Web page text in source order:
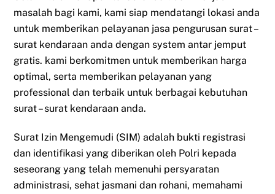
masalah bagi kami, kami siap mendatangi lokasi anda
untuk memberikan pelayanan jasa pengurusan surat –
surat kendaraan anda dengan system antar jemput
gratis. kami berkomitmen untuk memberikan harga
optimal, serta memberikan pelayanan yang
professional dan terbaik untuk berbagai kebutuhan
surat – surat kendaraan anda.
Surat Izin Mengemudi (SIM) adalah bukti registrasi
dan identifikasi yang diberikan oleh Polri kepada
seseorang yang telah memenuhi persyaratan
administrasi, sehat jasmani dan rohani, memahami